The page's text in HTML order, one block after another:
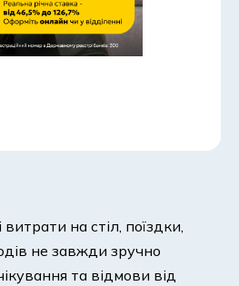
на стіл, поїздки,
не завжди зручно
та відмови від